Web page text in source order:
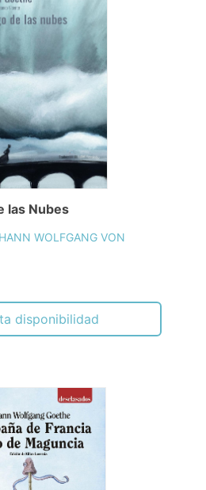
las Nubes
WOLFGANG VON
disponibilidad